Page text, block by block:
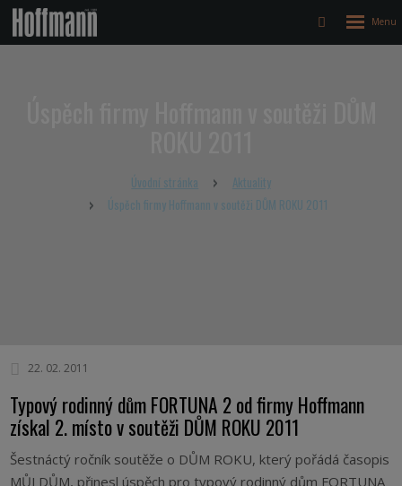
Vyhledávání
menu
Úvodní stránka
Aktuality
Úspěch firmy Hoffmann v soutěži DŮM ROKU 2011
22. 02. 2011
Typový rodinný dům FORTUNA 2 od firmy Hoffmann
získal 2. místo v soutěži DŮM ROKU 2011
Šestnáctý ročník soutěže o DŮM ROKU, který pořádá časopis
MŮJ DŮM, přinesl úspěch pro typový rodinný dům FORTUNA